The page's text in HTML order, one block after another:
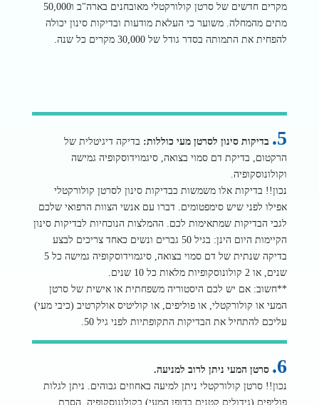
מקרים חדשים של סרטן קולורקטלי מאובחנים בארה"ב ו50,000
מתים מהמחלה. משוער כי העלאת מודעות ובדיקות סינון יכולה
להפחית את התמותה בסדר גודל של 30,000 מקרים כל שנה.
5. בדיקות סינון לסרטן מעי כוללות: בדיקה דיגיטלית של
הרקטום, בדיקת דם סמוי בצואה, סיגמוידוסקופיה גמישה
וקולונוסקופיה.
נכון!! בדיקות אלו משמשות כבדיקות סינון לסרטן קולורקטלי
אפילו לפני שיש סימפטומים. דברו עם אנשי הצוות הרפואי שלכם
לגבי הבדיקות שמתאימות לכם. ההמלצות הנוכחיות לבדיקות סינון
הקיימות היום הינן: בגיל 50 גברים ונשים כאחד צריכים לבצע
בדיקה שנתית של דם סמוי בצואה, סיגמוידוסקופיה גמישה כל 5
שנים, או 2 קולונוסקופיות מלאות כל 10 שנים.
**חשוב: אם יש לכם היסטוריה משפחתית או אישית של סרטן
המעי או קולורקטלי, או פוליפים, או קוליטיס אולקרטיב (כיבי מעי)
עליכם להתחיל את הבדיקות התקופתיות לפני גיל 50.
6.
סרטן המעי ניתן לרוב למניעה.
נכון!! סרטן קולורקטלי ניתן למיעה באחוזים גבוהים. ניתן לגלות
פוליפים (גידולים קטנים בדופן המעי) בקולונוסקופיה. הסרת